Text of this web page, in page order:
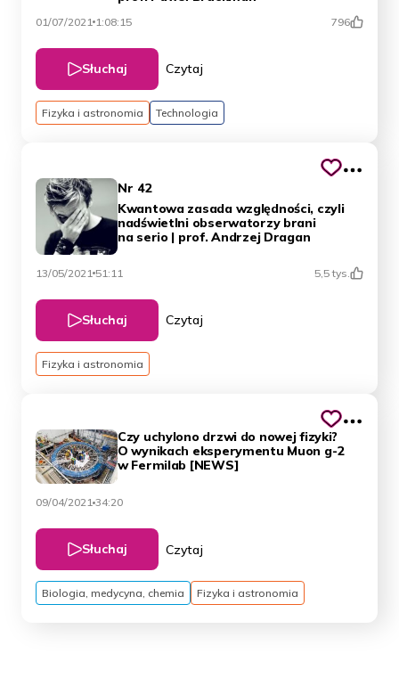
01/07/2021 1:08:15 796
Słuchaj Czytaj
Fizyka i astronomia Technologia
Nr 42
Kwantowa zasada względności, czyli
nadświetlni obserwatorzy brani
na serio | prof. Andrzej Dragan
13/05/2021 51:11 5,5 tys.
Słuchaj Czytaj
Fizyka i astronomia
Czy uchylono drzwi do nowej fizyki?
O wynikach eksperymentu Muon g-2
w Fermilab [NEWS]
09/04/2021 34:20
Słuchaj Czytaj
Biologia, medycyna, chemia Fizyka i astronomia